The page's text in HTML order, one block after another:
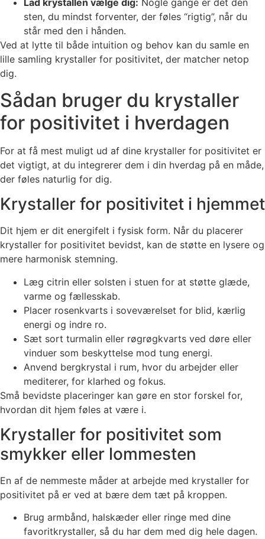
Lad krystallen vælge dig: Nogle gange er det den
sten, du mindst forventer, der føles “rigtig”, når du
står med den i hånden.
Ved at lytte til både intuition og behov kan du samle en
lille samling krystaller for positivitet, der matcher netop
dig.
Sådan bruger du krystaller
for positivitet i hverdagen
For at få mest muligt ud af dine krystaller for positivitet er
det vigtigt, at du integrerer dem i din hverdag på en måde,
der føles naturlig for dig.
Krystaller for positivitet i hjemmet
Dit hjem er dit energifelt i fysisk form. Når du placerer
krystaller for positivitet bevidst, kan de støtte en lysere og
mere harmonisk stemning.
Læg citrin eller solsten i stuen for at støtte glæde,
varme og fællesskab.
Placer rosenkvarts i soveværelset for blid, kærlig
energi og indre ro.
Sæt sort turmalin eller røgrøgkvarts ved døre eller
vinduer som beskyttelse mod tung energi.
Anvend bergkrystal i rum, hvor du arbejder eller
mediterer, for klarhed og fokus.
Små bevidste placeringer kan gøre en stor forskel for,
hvordan dit hjem føles at være i.
Krystaller for positivitet som
smykker eller lommesten
En af de nemmeste måder at arbejde med krystaller for
positivitet på er ved at bære dem tæt på kroppen.
Brug armbånd, halskæder eller ringe med dine
favoritkrystaller, så du har dem med dig hele dagen.